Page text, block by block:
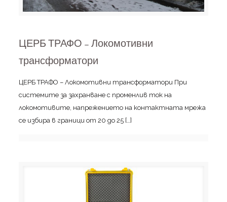
ЦЕРБ ТРАФО – Локомотивни
трансформатори
ЦЕРБ ТРАФО – Локомотивни трансформатори При
системите за захранване с променлив ток на
локомотивите, напрежението на контактната мрежа
се избира в граници от 20 до 25[…]